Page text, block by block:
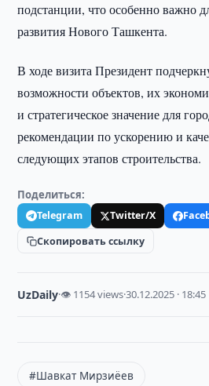
подстанции, что особенно важно
развития Нового Ташкента.
В ходе визита Президент
возможности объектов, их
и стратегическое значение для
рекомендации по ускорению и
следующих этапов строительства.
Поделиться:
Telegram Twitter/X
Скопировать ссылку
UzDaily·👁 1154 views·30.12.2025 · 18:45
#Шавкат Мирзиёев